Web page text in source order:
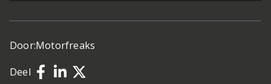
Door:Motorfreaks
Deel